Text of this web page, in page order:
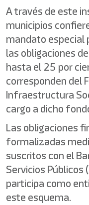
A través de este
municipios
mandato especial
las obligaciones
hasta el 25 por
corresponden del
Infraestructura
cargo a dicho
Las obligaciones
formalizadas
suscritos con el
Servicios Públicos
participa como
este esquema.